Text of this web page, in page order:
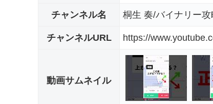
チャンネル名 桐生 奏/バイナリー攻
チャンネルURL https://
動画サムネイル